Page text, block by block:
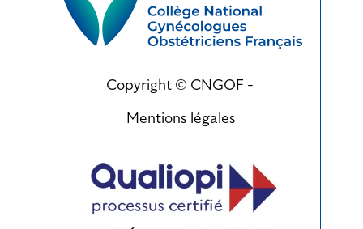
Copyright © CNGOF -
Mentions légales